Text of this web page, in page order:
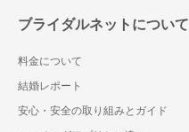
ブライダルネットについて
料金について
結婚レポート
安心・安全の取り組みとガイド